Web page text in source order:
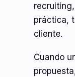
práctica,
cliente.
Cuando